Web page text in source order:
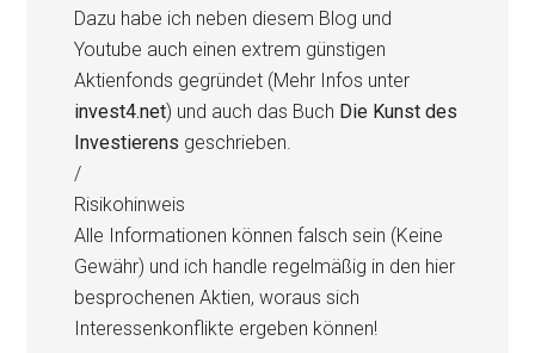
Dazu habe ich neben diesem Blog und
Youtube auch einen extrem günstigen
Aktienfonds gegründet (Mehr Infos unter
invest4.net) und auch das Buch Die Kunst des
Investierens geschrieben.
/
Risikohinweis
Alle Informationen können falsch sein (Keine
Gewähr) und ich handle regelmäßig in den hier
besprochenen Aktien, woraus sich
Interessenkonflikte ergeben können!